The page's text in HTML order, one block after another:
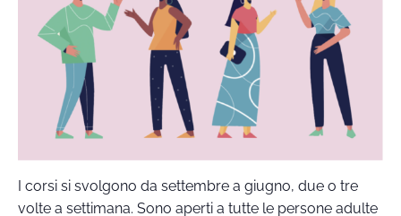
I corsi si svolgono da settembre a giugno, due o tre
volte a settimana. Sono aperti a tutte le persone adulte